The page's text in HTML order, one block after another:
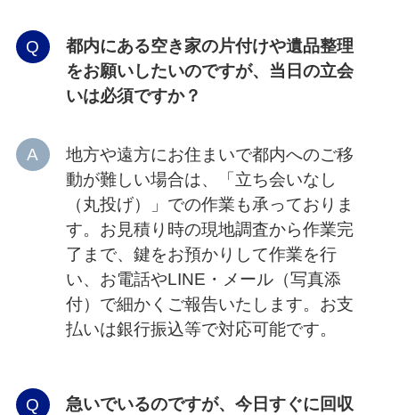
都内にある空き家の片付けや遺品整理
をお願いしたいのですが、当日の立会
いは必須ですか？
地方や遠方にお住まいで都内へのご移
動が難しい場合は、「立ち会いなし
（丸投げ）」での作業も承っておりま
す。お見積り時の現地調査から作業完
了まで、鍵をお預かりして作業を行
い、お電話やLINE・メール（写真添
付）で細かくご報告いたします。お支
払いは銀行振込等で対応可能です。
急いでいるのですが、今日すぐに回収